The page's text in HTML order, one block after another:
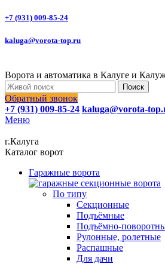
+7 (931) 009-85-24
kaluga@vorota-top.ru
Ворота и автоматика в Калуге и
Поиск
Обратный звонок
+7 (931) 009-85-24 kaluga@vorota-
Меню
г.Калуга
Каталог ворот
Гаражные ворота
По типу
Секционные
Подъёмные
Подъёмно-
Рулонные, ролетные
Распашные
Для дачи